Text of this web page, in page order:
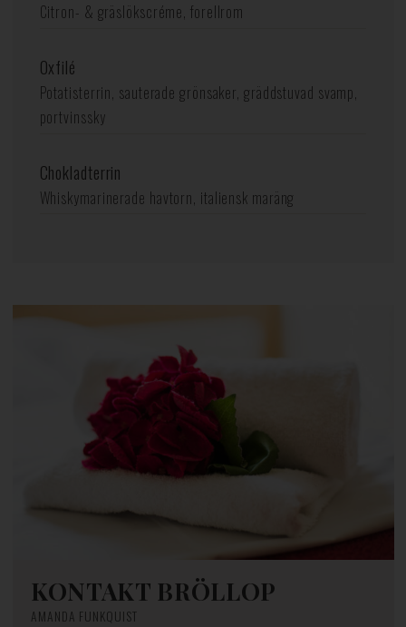
Citron- & gräslökscréme, forellrom
Oxfilé
Potatisterrin, sauterade grönsaker, gräddstuvad svamp,
portvinssky
Chokladterrin
Whiskymarinerade havtorn, italiensk maräng
KONTAKT BRÖLLOP
AMANDA FUNKQUIST